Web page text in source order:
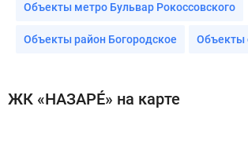
Объекты метро Бульвар Рокоссовского
Объекты район Богородское Объекты
ЖК «НАЗАРÉ» на карте